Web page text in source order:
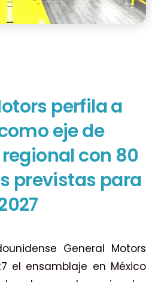
perfila a
eje de
con 80
previstas para
General Motors
el ensamblaje en México